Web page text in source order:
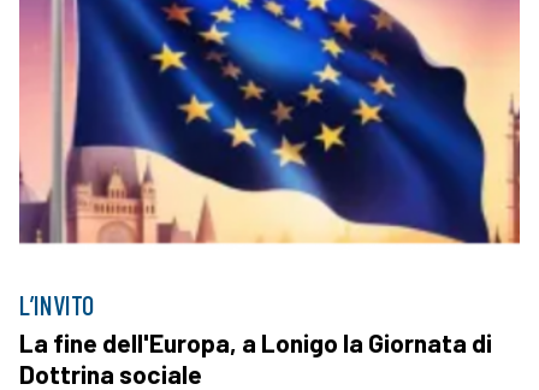
L’INVITO
La fine dell'Europa, a Lonigo la Giornata di
Dottrina sociale